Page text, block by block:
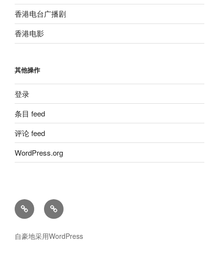
香港电台广播剧
香港电影
其他操作
登录
条目 feed
评论 feed
WordPress.org
留
言
板
粵
語
自豪地采用WordPress